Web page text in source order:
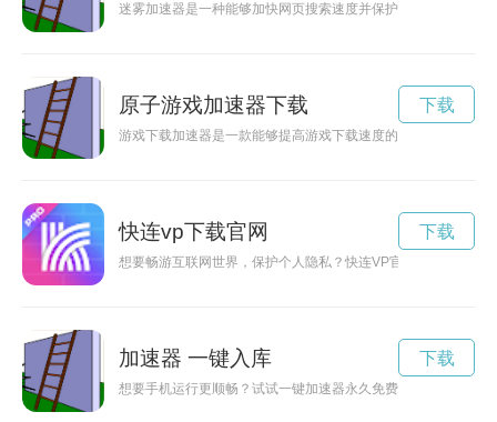
迷雾加速器是一种能够加快网页搜索速度并保护用户隐私的工
原子游戏加速器下载
游戏下载加速器是一款能够提高游戏下载速度的工具，让玩家
下载
快连vp下载官网
想要畅游互联网世界，保护个人隐私？快连VP官网为您提供高
下载
加速器 一键入库
想要手机运行更顺畅？试试一键加速器永久免费版！无需付费
下载